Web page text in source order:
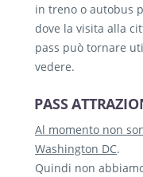
in treno o autobus
dove la visita alla
pass può tornare
vedere.
PASS
Al momento non
Washington DC.
Quindi non